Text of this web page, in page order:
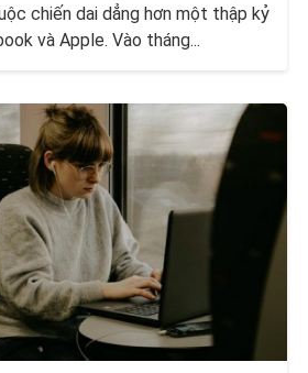
chiến dai dẳng hơn một thập kỷ
và Apple. Vào tháng...